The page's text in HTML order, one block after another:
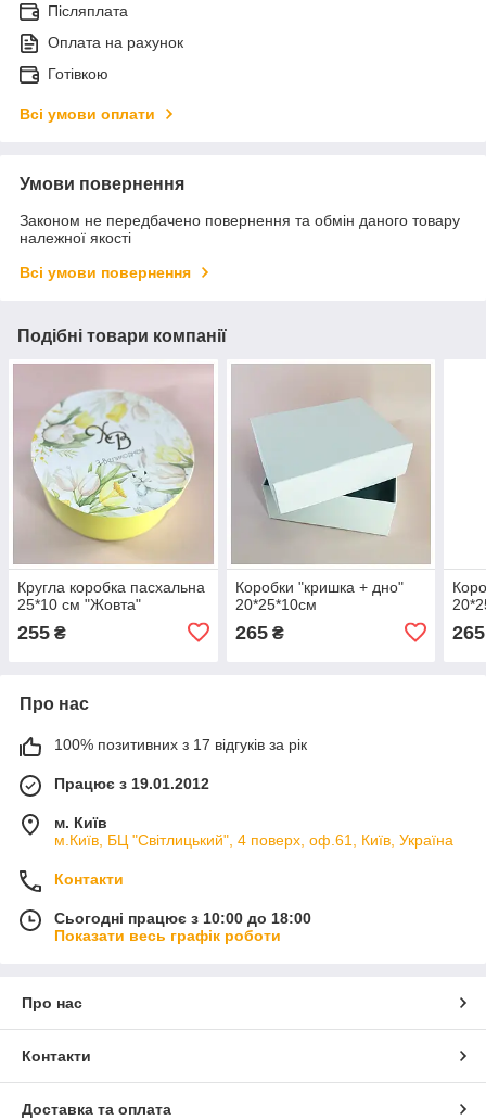
Післяплата
Оплата на рахунок
Готівкою
Всі умови оплати
Умови повернення
Законом не передбачено повернення та обмін даного товару
належної якості
Всі умови повернення
Подібні товари компанії
Кругла коробка пасхальна
25*10 см "Жовта"
255 ₴
Коробки "кришка + дно"
20*25*10см
265₴ 265
Про нас
100% позитивних з 17 відгуків за рік
Працює з 19.01.2012
м. Київ
м.Київ, БЦ "Світлицький", 4 поверх, оф.61, Київ, Україна
Контакти
Сьогодні працює з 10:00 до 18:00
Показати весь графік роботи
Про нас
Контакти
Доставка та оплата